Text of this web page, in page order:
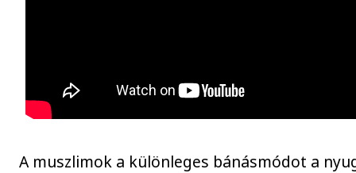
A muszlimok a különleges bánásmódot a